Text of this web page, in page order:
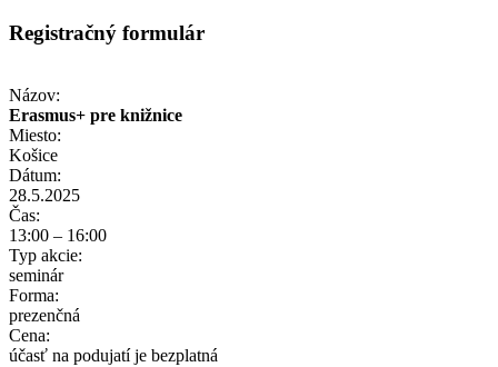
Registračný formulár
Názov:
Erasmus+ pre knižnice
Miesto:
Košice
Dátum:
28.5.2025
Čas:
13:00 – 16:00
Typ akcie:
seminár
Forma:
prezenčná
Cena:
účasť na podujatí je bezplatná